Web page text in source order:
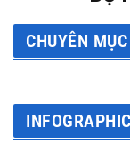
CHUYÊN MỤC